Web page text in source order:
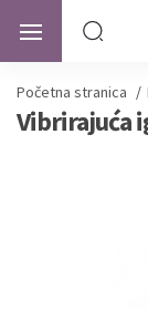
Početna stranica /
Vibrirajuća